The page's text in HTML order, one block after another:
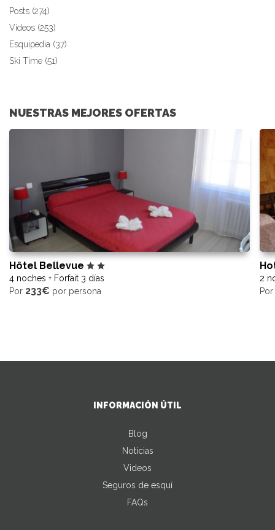
Posts (274)
Videos (253)
Esquipedia (37)
Ski Time (51)
NUESTRAS MEJORES OFERTAS
Hôtel Bellevue
4 noches + Forfait 3 días
Por 233€ por persona
2
Por
INFORMACIÓN ÚTIL
Blog
Noticias
Videos
Seguros de esquí
FAQs